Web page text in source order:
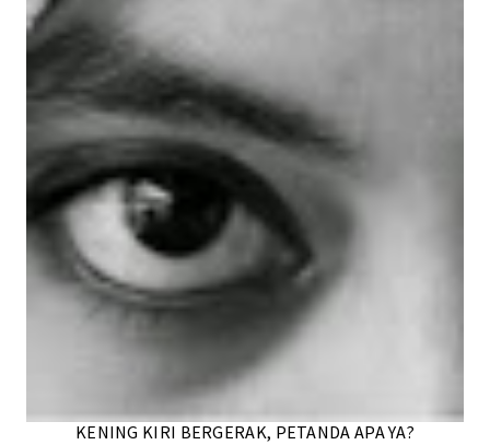
KENING KIRI BERGERAK, PETANDA APA YA?